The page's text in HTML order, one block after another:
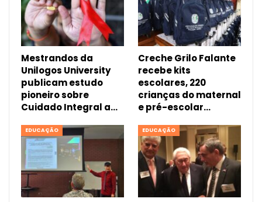
Mestrandos da
Unilogos University
publicam estudo
pioneiro sobre
Cuidado Integral a…
Creche Grilo Falante
recebe kits
escolares, 220
crianças do maternal
e pré-escolar…
EDUCAÇÃO EDUCAÇÃO